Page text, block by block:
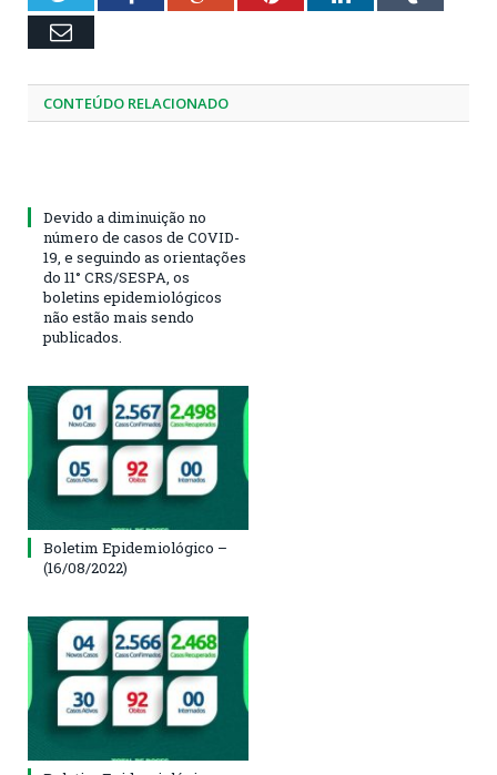
Email
CONTEÚDO RELACIONADO
Devido a diminuição no
número de casos de COVID-
19, e seguindo as orientações
do 11° CRS/SESPA, os
boletins epidemiológicos
não estão mais sendo
publicados.
Boletim Epidemiológico –
(16/08/2022)